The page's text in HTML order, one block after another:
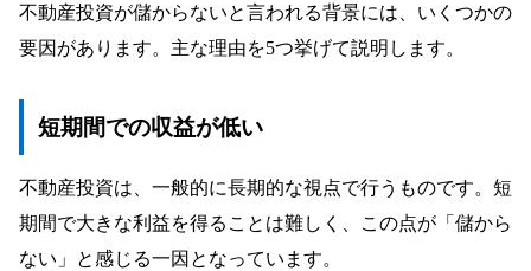
実質利回りに基づく物件選び
立地と需要を考慮した物件選定
継続的な市場分析と学習
ネットワークを活用した情報収集
不動産投資が儲からないと言われる背景には、いくつかの
要因があります。主な理由を5つ挙げて説明します。
短期間での収益が低い
不動産投資は、一般的に長期的な視点で行うものです。短
期間で大きな利益を得ることは難しく、この点が「儲から
ない」と感じる一因となっています。